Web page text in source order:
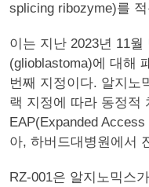
splicing ribozyme)를
이는 지난 2023년 11
(glioblastoma)에 대해
번째 지정이다. 알지노
랙 지정에 따라 동정적
EAP(Expanded
아, 하버드대병원에서
RZ-001은 알지노믹스